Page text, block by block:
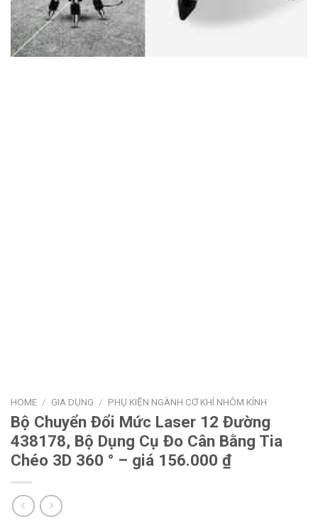
HOME / GIA DỤNG / PHỤ KIỆN NGÀNH CƠ KHÍ NHÔM KÍNH
Bộ Chuyển Đổi Mức Laser 12 Đường
438178, Bộ Dụng Cụ Đo Cân Bằng Tia
Chéo 3D 360 ° – giá 156.000 ₫